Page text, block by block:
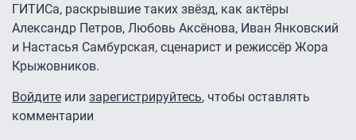
ГИТИСа, раскрывшие таких звёзд, как актёры
Александр Петров, Любовь Аксёнова, Иван Янковский
и Настасья Самбурская, сценарист и режиссёр Жора
Крыжовников.
Войдите или зарегистрируйтесь, чтобы оставлять
комментарии